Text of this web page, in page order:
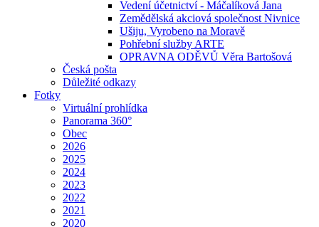
Vedení účetnictví - Máčalíková Jana
Zemědělská akciová společnost Nivnice
Ušiju, Vyrobeno na Moravě
Pohřební služby ARTE
OPRAVNA ODĚVŮ Věra Bartošová
Česká pošta
Důležité odkazy
Fotky
Virtuální prohlídka
Panorama 360°
Obec
2026
2025
2024
2023
2022
2021
2020